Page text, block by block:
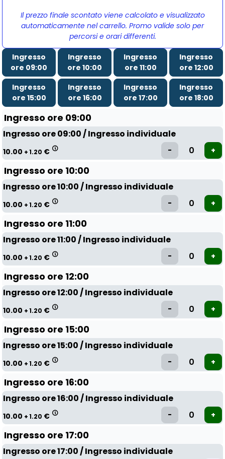
Il prezzo finale scontato viene calcolato e visualizzato
automaticamente nel carrello. Promo valide solo per
percorsi e orari differenti.
Ingresso
ore 09:00
Ingresso
ore 10:00
Ingresso
ore 11:00
Ingresso
ore 12:00
Ingresso
ore 15:00
Ingresso
ore 16:00
Ingresso
ore 17:00
Ingresso
ore 18:00
Ingresso ore 09:00
Ingresso ore 09:00 / Ingresso individuale
10.00 + 1.20 €
Ingresso ore 10:00
Ingresso ore 10:00 / Ingresso individuale
10.00 + 1.20 €
Ingresso ore 11:00
Ingresso ore 11:00 / Ingresso individuale
10.00 + 1.20 €
Ingresso ore 12:00
Ingresso ore 12:00 / Ingresso individuale
10.00 + 1.20 €
Ingresso ore 15:00
Ingresso ore 15:00 / Ingresso individuale
10.00 + 1.20 €
Ingresso ore 16:00
Ingresso ore 16:00 / Ingresso individuale
10.00 + 1.20 €
Ingresso ore 17:00
Ingresso ore 17:00 / Ingresso individuale